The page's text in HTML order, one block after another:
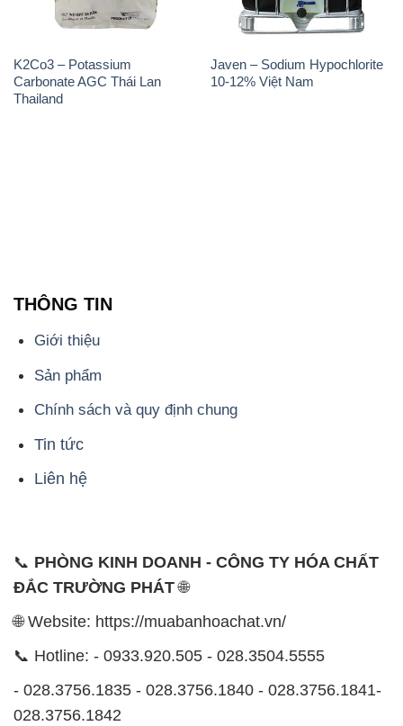
K2Co3 – Potassium
Carbonate AGC Thái Lan
Thailand
Javen – Sodium Hypochlorite
10-12% Việt Nam
THÔNG TIN
Giới thiệu
Sản phẩm
Chính sách và quy định chung
Tin tức
Liên hệ
📞 PHÒNG KINH DOANH - CÔNG TY HÓA CHẤT
ĐẮC TRƯỜNG PHÁT🌐
🌐 Website: https://muabanhoachat.vn/
📞 Hotline: - 0933.920.505 - 028.3504.5555
- 028.3756.1835 - 028.3756.1840 - 028.3756.1841-
028.3756.1842